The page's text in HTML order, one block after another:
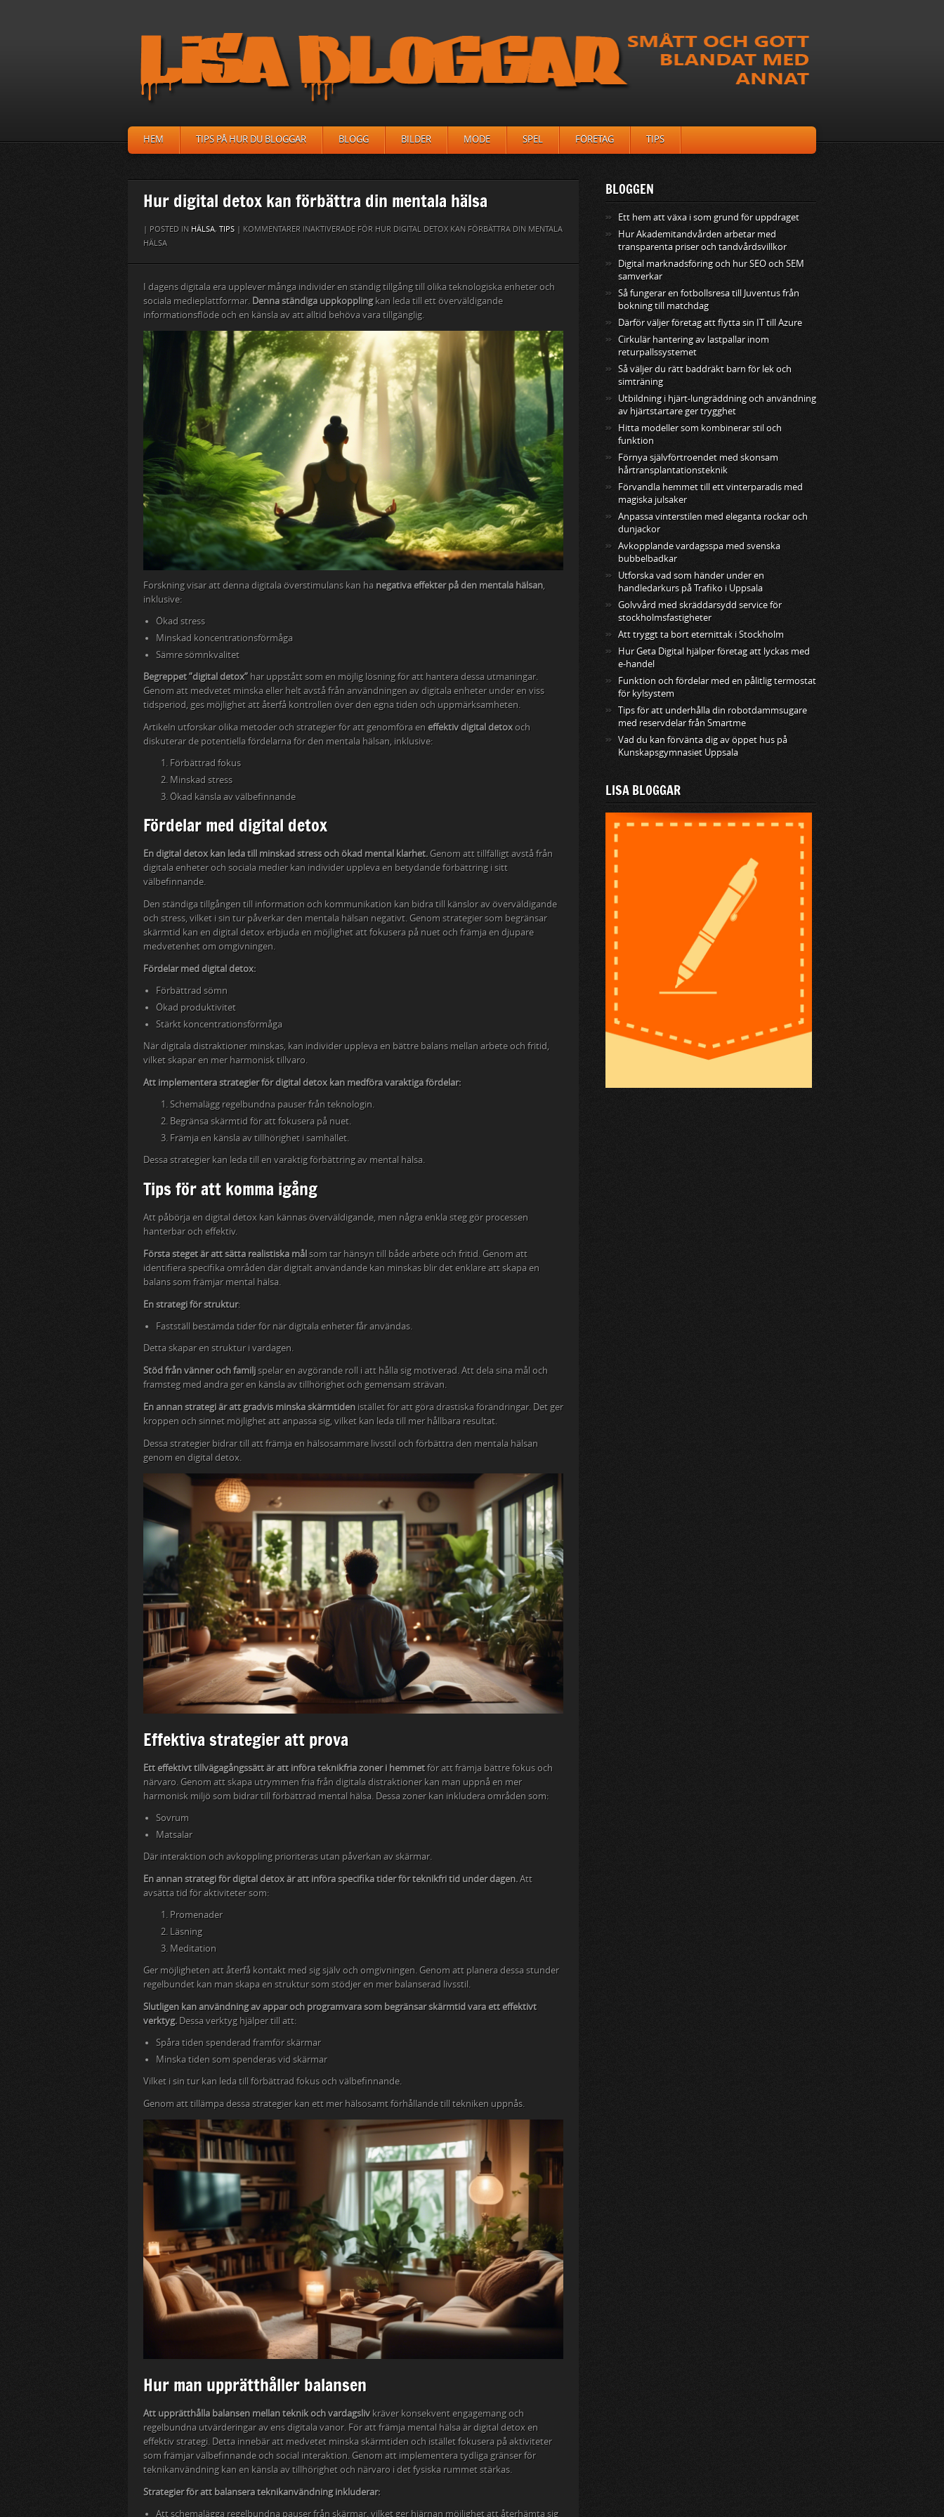
HEM TIPS PÅ HUR DU BLOGGAR BLOGG BILDER MODE SPEL FÖRETAG TIPS
Hur digital detox kan förbättra din mentala hälsa
| POSTED IN HÄLSA, TIPS | KOMMENTARER INAKTIVERADE FÖR HUR DIGITAL DETOX KAN FÖRBÄTTRA DIN MENTALA
HÄLSA
I dagens digitala era upplever många individer en ständig tillgång till olika teknologiska enheter och
sociala medieplattformar. Denna ständiga uppkopplingkan leda till ett överväldigande
informationsflöde och en känsla av att alltid behöva vara tillgänglig.
Forskning visar att denna digitala överstimulans kan ha negativa effekter på den mentala hälsan,
inklusive:
Ökad stress
Minskad koncentrationsförmåga
Sämre sömnkvalitet
Begreppet ”digital detox”har uppstått som en möjlig lösning för att hantera dessa utmaningar.
Genom att medvetet minska eller helt avstå från användningen av digitala enheter under en viss
tidsperiod, ges möjlighet att återfå kontrollen över den egna tiden och uppmärksamheten.
Artikeln utforskar olika metoder och strategier för att genomföra en effektiv digital detox och
diskuterar de potentiella fördelarna för den mentala hälsan, inklusive:
Förbättrad fokus
Minskad stress
Ökad känsla av välbefinnande
Fördelar med digital detox
En digital detox kan leda till minskad stress och ökad mental klarhet. Genom att tillfälligt avstå från
digitala enheter och sociala medier kan individer uppleva en betydande förbättring i sitt
välbefinnande.
Den ständiga tillgången till information och kommunikation kan bidra till känslor av överväldigande
och stress, vilket i sin tur påverkar den mentala hälsan negativt. Genom strategier som begränsar
skärmtid kan en digital detox erbjuda en möjlighet att fokusera på nuet och främja en djupare
medvetenhet om omgivningen.
Fördelar med digital detox:
Förbättrad sömn
Ökad produktivitet
Stärkt koncentrationsförmåga
När digitala distraktioner minskas, kan individer uppleva en bättre balans mellan arbete och fritid,
vilket skapar en mer harmonisk tillvaro.
Att implementera strategier för digital detox kan medföra varaktiga fördelar:
Schemalägg regelbundna pauser från teknologin.
Begränsa skärmtid för att fokusera på nuet.
Främja en känsla av tillhörighet i samhället.
Dessa strategier kan leda till en varaktig förbättring av mental hälsa.
Tips för att komma igång
Att påbörja en digital detox kan kännas överväldigande, men några enkla steg gör processen
hanterbar och effektiv.
Första steget är att sätta realistiska mål som tar hänsyn till både arbete och fritid. Genom att
identifiera specifika områden där digitalt användande kan minskas blir det enklare att skapa en
balans som främjar mental hälsa.
En strategi för struktur:
Fastställ bestämda tider för när digitala enheter får användas.
Detta skapar en struktur i vardagen.
Stöd från vänner och familjspelar en avgörande roll i att hålla sig motiverad. Att dela sina mål och
framsteg med andra ger en känsla av tillhörighet och gemensam strävan.
En annan strategi är att gradvis minska skärmtiden istället för att göra drastiska förändringar. Det ger
kroppen och sinnet möjlighet att anpassa sig, vilket kan leda till mer hållbara resultat.
Dessa strategier bidrar till att främja en hälsosammare livsstil och förbättra den mentala hälsan
genom en digital detox.
Effektiva strategier att prova
Ett effektivt tillvägagångssätt är att införa teknikfria zoner i hemmetför att främja bättre fokus och
närvaro. Genom att skapa utrymmen fria från digitala distraktioner kan man uppnå en mer
harmonisk miljö som bidrar till förbättrad mental hälsa. Dessa zoner kan inkludera områden som:
Sovrum
Matsalar
Där interaktion och avkoppling prioriteras utan påverkan av skärmar.
En annan strategi för digital detox är att införa specifika tider för teknikfri tid under dagen. Att
avsätta tid för aktiviteter som:
Promenader
Läsning
Meditation
Ger möjligheten att återfå kontakt med sig själv och omgivningen. Genom att planera dessa stunder
regelbundet kan man skapa en struktur som stödjer en mer balanserad livsstil.
Slutligen kan användning av appar och programvara som begränsar skärmtid vara ett effektivt
verktyg. Dessa verktyg hjälper till att:
Spåra tiden spenderad framför skärmar
Minska tiden som spenderas vid skärmar
Vilket i sin tur kan leda till förbättrad fokus och välbefinnande.
Genom att tillämpa dessa strategier kan ett mer hälsosamt förhållande till tekniken uppnås.
Hur man upprätthåller balansen
Att upprätthålla balansen mellan teknik och vardagslivkräver konsekvent engagemang och
regelbundna utvärderingar av ens digitala vanor. För att främja mental hälsa är digital detox en
effektiv strategi. Detta innebär att medvetet minska skärmtiden och istället fokusera på aktiviteter
som främjar välbefinnande och social interaktion. Genom att implementera tydliga gränser för
teknikanvändning kan en känsla av tillhörighet och närvaro i det fysiska rummet stärkas.
Strategier för att balansera teknikanvändning inkluderar:
Att schemalägga regelbundna pauser från skärmar, vilket ger hjärnan möjlighet att återhämta sig
BLOGGEN
Ett hem att växa i som grund för uppdraget
Hur Akademitandvården arbetar med
transparenta priser och tandvårdsvillkor
Digital marknadsföring och hur SEO och SEM
samverkar
Så fungerar en fotbollsresa till Juventus från
bokning till matchdag
Därför väljer företag att flytta sin IT till Azure
Cirkulär hantering av lastpallar inom
returpallssystemet
Så väljer du rätt baddräkt barn för lek och
simträning
Utbildning i hjärt-lungräddning och användning
av hjärtstartare ger trygghet
Hitta modeller som kombinerar stil och
funktion
Förnya självförtroendet med skonsam
hårtransplantationsteknik
Förvandla hemmet till ett vinterparadis med
magiska julsaker
Anpassa vinterstilen med eleganta rockar och
dunjackor
Avkopplande vardagsspa med svenska
bubbelbadkar
Utforska vad som händer under en
handledarkurs på Trafiko i Uppsala
Golvvård med skräddarsydd service för
stockholmsfastigheter
Att tryggt ta bort eternittak i Stockholm
Hur Geta Digital hjälper företag att lyckas med
e-handel
Funktion och fördelar med en pålitlig termostat
för kylsystem
Tips för att underhålla din robotdammsugare
med reservdelar från Smartme
Vad du kan förvänta dig av öppet hus på
Kunskapsgymnasiet Uppsala
LISA BLOGGAR